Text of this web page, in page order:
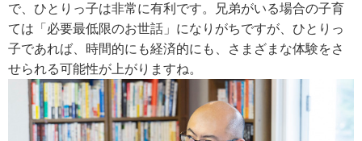
で、ひとりっ子は非常に有利です。兄弟がいる場合の子育
ては「必要最低限のお世話」になりがちですが、ひとりっ
子であれば、時間的にも経済的にも、さまざまな体験をさ
せられる可能性が上がりますね。